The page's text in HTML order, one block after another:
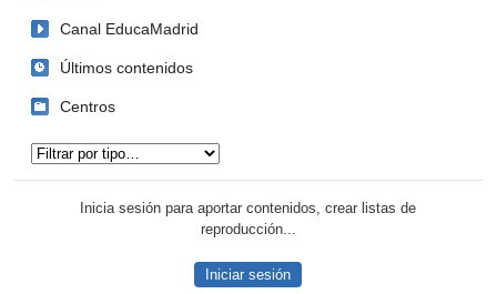
Canal EducaMadrid
Últimos contenidos
Centros
Inicia sesión para aportar contenidos, crear listas de
reproducción...
Iniciar sesión